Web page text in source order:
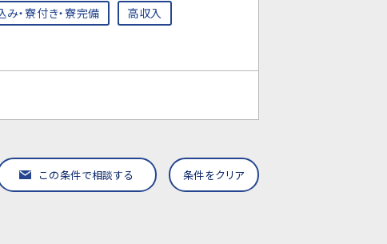
み・寮付き・寮完備 高収入
この条件で相談する 条件をクリア